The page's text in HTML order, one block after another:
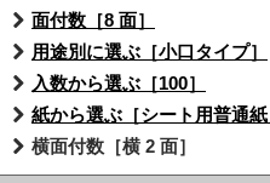
面付数［8 面］
用途別に選ぶ［小口タイプ］
入数から選ぶ［100］
紙から選ぶ［シート用普通紙
横面付数［横 2 面］